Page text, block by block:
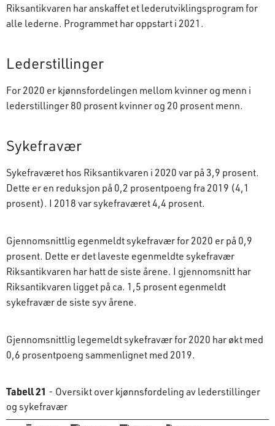
Riksantikvaren har anskaffet et lederutviklingsprogram for
alle lederne. Programmet har oppstart i 2021.
Lederstillinger
For 2020 er kjønnsfordelingen mellom kvinner og menn i
lederstillinger 80 prosent kvinner og 20 prosent menn.
Sykefravær
Sykefraværet hos Riksantikvaren i 2020 var på 3,9 prosent.
Dette er en reduksjon på 0,2 prosentpoeng fra 2019 (4,1
prosent). I 2018 var sykefraværet 4,4 prosent.
Gjennomsnittlig egenmeldt sykefravær for 2020 er på 0,9
prosent. Dette er det laveste egenmeldte sykefravær
Riksantikvaren har hatt de siste årene. I gjennomsnitt har
Riksantikvaren ligget på ca. 1,5 prosent egenmeldt
sykefravær de siste syv årene.
Gjennomsnittlig legemeldt sykefravær for 2020 har økt med
0,6 prosentpoeng sammenlignet med 2019.
Tabell 21 - Oversikt over kjønnsfordeling av lederstillinger
og sykefravær